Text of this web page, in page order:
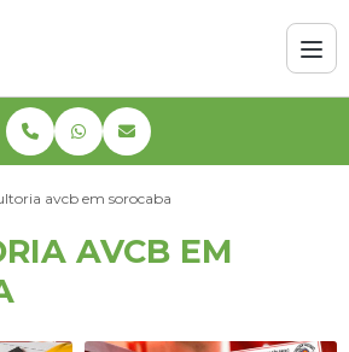
avcb em sorocaba
AVCB EM